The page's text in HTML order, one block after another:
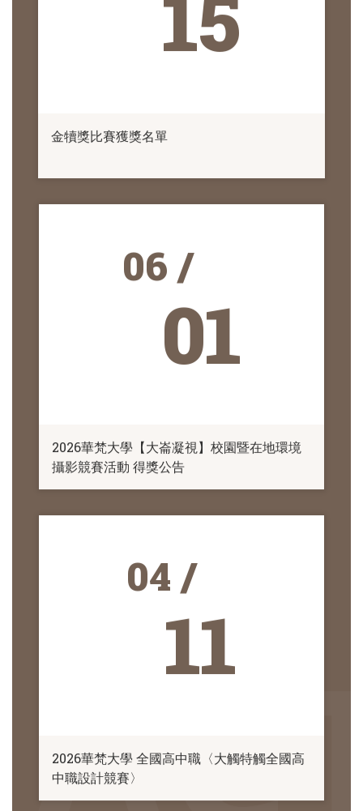
金犢獎比賽獲獎名單
06 /
01
2026華梵大學【大崙凝視】校園暨在地環境
攝影競賽活動 得獎公告
04 /
11
2026華梵大學 全國高中職〈大觸特觸全國高
中職設計競賽〉